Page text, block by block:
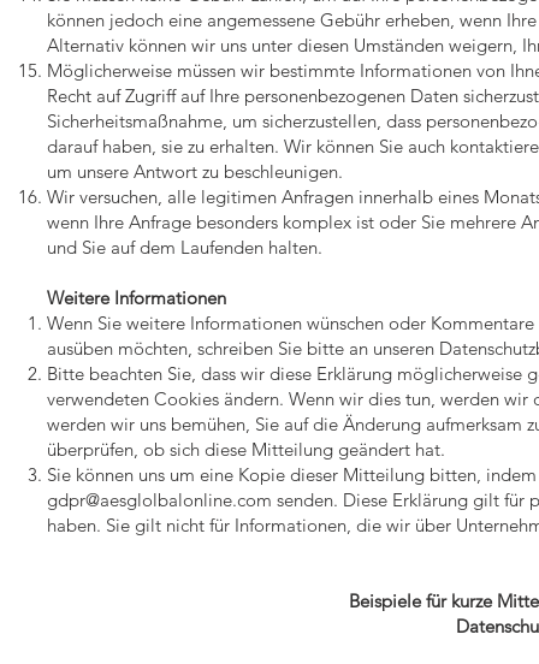
können jedoch eine angemessene Gebühr erheben, wenn
Alternativ können wir uns unter diesen Umständen weigern,
Möglicherweise müssen wir bestimmte Informationen von
Recht auf Zugriff auf Ihre personenbezogenen Daten
Sicherheitsmaßnahme, um sicherzustellen, dass
darauf haben, sie zu erhalten. Wir können Sie auch
um unsere Antwort zu beschleunigen.
Wir versuchen, alle legitimen Anfragen innerhalb eines
wenn Ihre Anfrage besonders komplex ist oder Sie mehrere
und Sie auf dem Laufenden halten.
Weitere Informationen
Wenn Sie weitere Informationen wünschen oder
ausüben möchten, schreiben Sie bitte an unseren
Bitte beachten Sie, dass wir diese Erklärung möglicherweise
verwendeten Cookies ändern. Wenn wir dies tun, werden
werden wir uns bemühen, Sie auf die Änderung aufmerksam
überprüfen, ob sich diese Mitteilung geändert hat.
Sie können uns um eine Kopie dieser Mitteilung bitten,
gdpr@aesglolbalonline.com senden. Diese Erklärung gilt für
haben. Sie gilt nicht für Informationen, die wir über
Beispiele für kurze